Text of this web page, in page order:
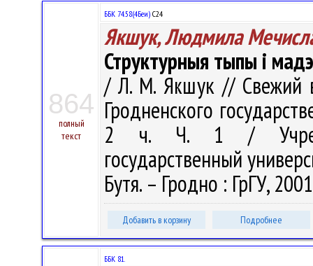
864
полный
текст
ББК 74.58(4Беи) С24
Якшук, Людмила
Структурныя тыпы і
/ Л. М. Якшук // Свежий
Гродненского
2 ч. Ч. 1 /
государственный
Бутя. – Гродно : ГрГУ,
Добавить в корзину Подробнее
ББК 81.